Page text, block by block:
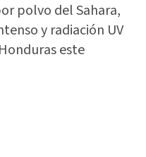
polvo del Sahara,
y radiación UV
este